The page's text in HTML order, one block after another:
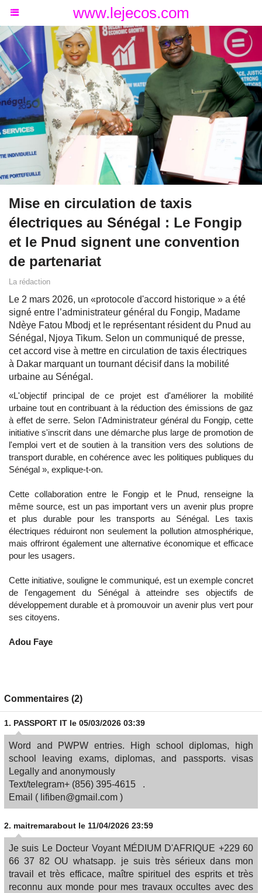
www.lejecos.com
Mise en circulation de taxis
électriques au Sénégal : Le Fongip
et le Pnud signent une convention
de partenariat
La rédaction
Le 2 mars 2026, un «protocole d'accord historique » a été
signé entre l’administrateur général du Fongip, Madame
Ndèye Fatou Mbodj et le représentant résident du Pnud au
Sénégal, Njoya Tikum. Selon un communiqué de presse,
cet accord vise à mettre en circulation de taxis électriques
à Dakar marquant un tournant décisif dans la mobilité
urbaine au Sénégal.
«L'objectif principal de ce projet est d'améliorer la mobilité
urbaine tout en contribuant à la réduction des émissions de gaz
à effet de serre. Selon l'Administrateur général du Fongip, cette
initiative s'inscrit dans une démarche plus large de promotion de
l'emploi vert et de soutien à la transition vers des solutions de
transport durable, en cohérence avec les politiques publiques du
Sénégal », explique-t-on.
Cette collaboration entre le Fongip et le Pnud, renseigne la
même source, est un pas important vers un avenir plus propre
et plus durable pour les transports au Sénégal. Les taxis
électriques réduiront non seulement la pollution atmosphérique,
mais offriront également une alternative économique et efficace
pour les usagers.
Cette initiative, souligne le communiqué, est un exemple concret
de l'engagement du Sénégal à atteindre ses objectifs de
développement durable et à promouvoir un avenir plus vert pour
ses citoyens.
Adou Faye
Commentaires (2)
1. PASSPORT IT le 05/03/2026 03:39
Word and PWPW entries. High school diplomas, high
school leaving exams, diplomas, and passports. visas
Legally and anonymously
Text/telegram+ ‪(856) 395-4615‬ .
Email ( lifiben@gmail.com )
2. maitremarabout le 11/04/2026 23:59
Je suis Le Docteur Voyant MÉDIUM D'AFRIQUE +229 60
66 37 82 OU whatsapp. je suis très sérieux dans mon
travail et très efficace, maître spirituel des esprits et très
reconnu aux monde pour mes travaux occultes avec des